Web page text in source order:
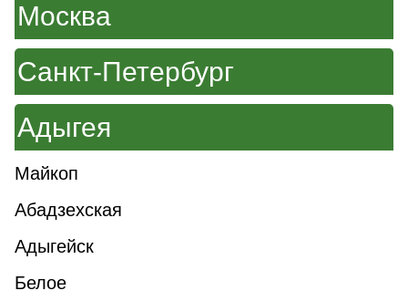
Москва
Санкт-Петербург
Адыгея
Майкоп
Абадзехская
Адыгейск
Белое